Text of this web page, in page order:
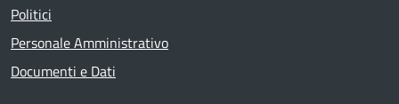
Politici
Personale Amministrativo
Documenti e Dati